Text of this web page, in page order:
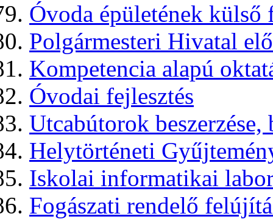
Óvoda épületének külső
Polgármesteri Hivatal
Kompetencia alapú
Óvodai fejlesztés
Utcabútorok
Helytörténeti
Iskolai informatikai
Fogászati rendelő